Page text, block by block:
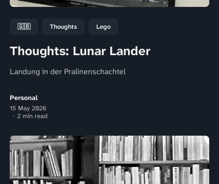
🇬🇧 Thoughts Lego
Thoughts: Lunar Lander
Landung in der Pralinenschachtel
Personal
15 May 2026
2 min read